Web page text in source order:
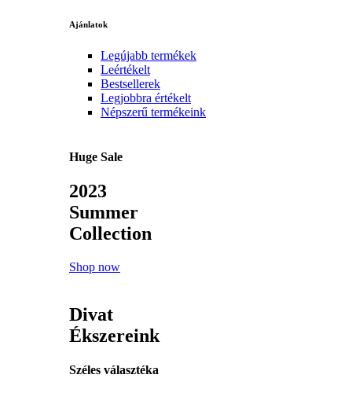
Ajánlatok
Legújabb termékek
Leértékelt
Bestsellerek
Legjobbra értékelt
Népszerű termékeink
Huge Sale
2023
Summer
Collection
Shop now
Divat
Ékszereink
Széles választéka